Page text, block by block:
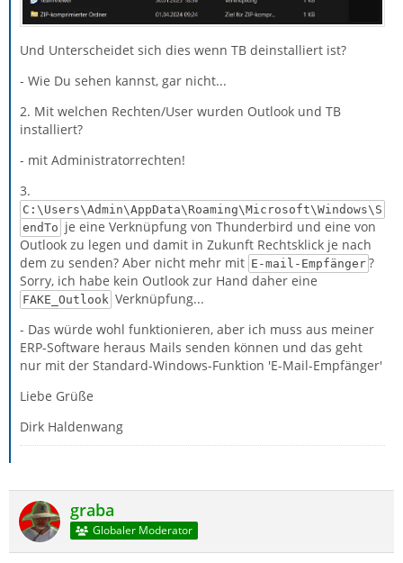
Und Unterscheidet sich dies wenn TB deinstalliert ist?
- Wie Du sehen kannst, gar nicht...
2. Mit welchen Rechten/User wurden Outlook und TB
installiert?
- mit Administratorrechten!
3.
C:\Users\Admin\AppData\Roaming\Microsoft\Windows\S
endTo je eine Verknüpfung von Thunderbird und eine von
Outlook zu legen und damit in Zukunft Rechtsklick je nach
dem zu senden? Aber nicht mehr mit E-mail-Empfänger ?
Sorry, ich habe kein Outlook zur Hand daher eine
FAKE_Outlook Verknüpfung...
- Das würde wohl funktionieren, aber ich muss aus meiner
ERP-Software heraus Mails senden können und das geht
nur mit der Standard-Windows-Funktion 'E-Mail-Empfänger'
Liebe Grüße
Dirk Haldenwang
graba
Globaler Moderator